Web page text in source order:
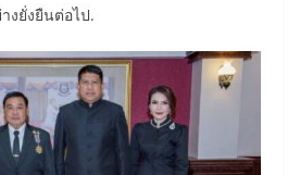
งยั่งยืนต่อไป.